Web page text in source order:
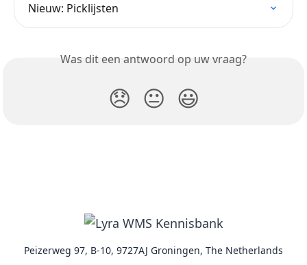
Nieuw: Picklijsten
Was dit een antwoord op uw vraag?
😞 😐 😃
Peizerweg 97, B-10, 9727AJ Groningen, The Netherlands